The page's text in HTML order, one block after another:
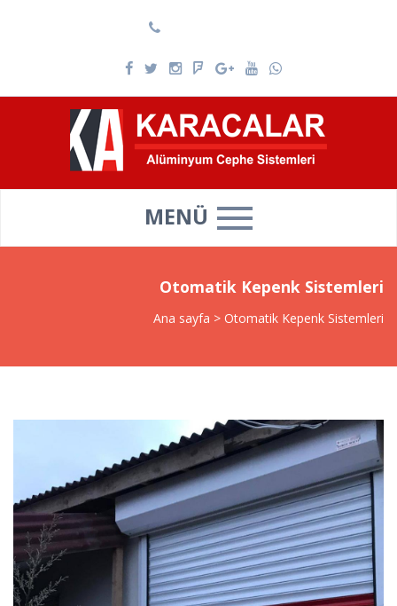
MENÜ
Otomatik Kepenk Sistemleri
Ana sayfa > Otomatik Kepenk Sistemleri